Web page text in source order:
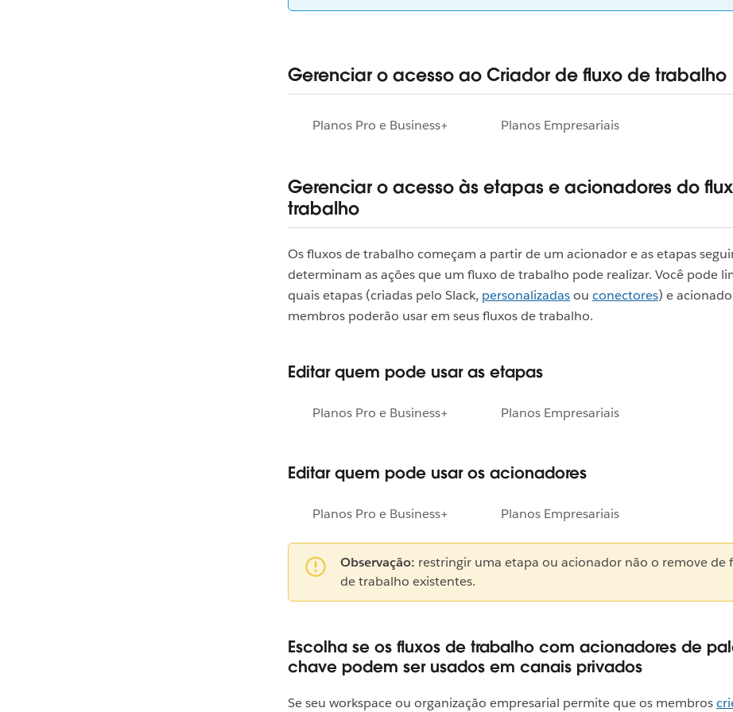
Gerenciar o acesso ao Criador de fluxo de trabalho
Planos Pro e Business+ Planos Empresariais
Gerenciar o acesso às etapas e acionadores do
trabalho
Os fluxos de trabalho começam a partir de um acionador e as etapas
determinam as ações que um fluxo de trabalho pode realizar. Você pode
quais etapas (criadas pelo Slack, personalizadasou conectores) e
membros poderão usar em seus fluxos de trabalho.
Editar quem pode usar as etapas
Planos Pro e Business+ Planos Empresariais
Editar quem pode usar os acionadores
Planos Pro e Business+ Planos Empresariais
Observação: restringir uma etapa ou acionador não o remove de
de trabalho existentes.
Escolha se os fluxos de trabalho com acionadores de
chave podem ser usados em canais privados
Se seu workspace ou organização empresarial permite que os membros